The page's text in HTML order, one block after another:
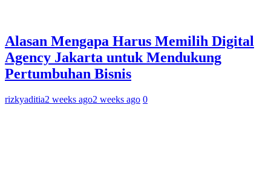
Alasan Mengapa Harus Memilih Digital
Agency Jakarta untuk Mendukung
Pertumbuhan Bisnis
rizkyaditia2 weeks ago2 weeks ago 0